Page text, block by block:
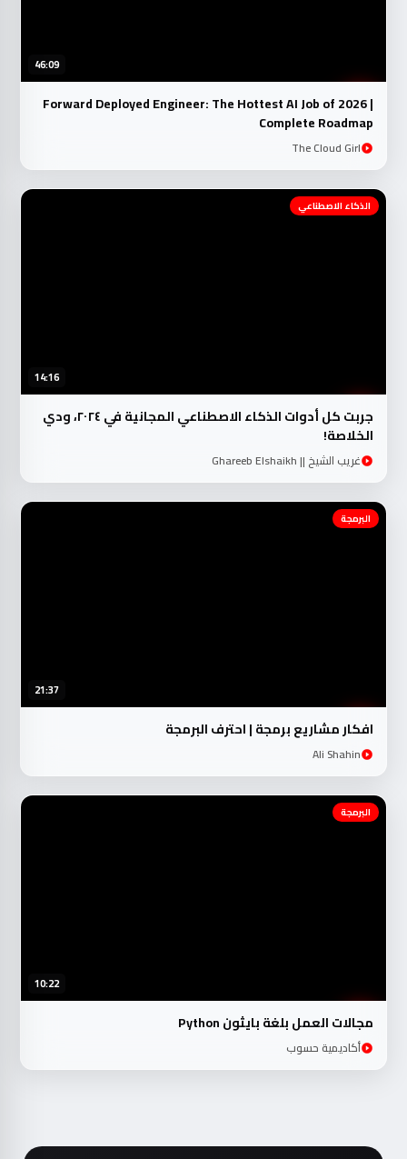
46:09
Forward Deployed Engineer: The Hottest AI Job of 2026 |
Complete Roadmap
The Cloud Girl
14:16
الذكاء الاصطناعي
جربت كل أدوات الذكاء الاصطناعي المجانية في ٢٠٢٤، ودي
الخلاصة!
غريب الشيخ || Ghareeb Elshaikh
21:37
البرمجة
افكار مشاريع برمجة | احترف البرمجة
Ali Shahin
10:22
البرمجة
مجالات العمل بلغة بايثون Python
أكاديمية حسوب